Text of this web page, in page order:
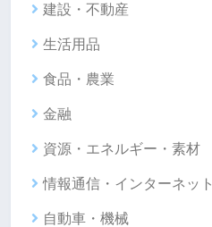
建設・不動産
生活用品
食品・農業
金融
資源・エネルギー・素材
情報通信・インターネット
自動車・機械